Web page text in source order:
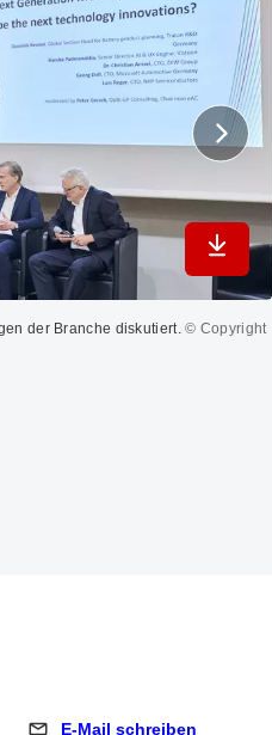
In
der Branche diskutiert.© Copyright
E-Mail schreiben
E-Mail schreiben